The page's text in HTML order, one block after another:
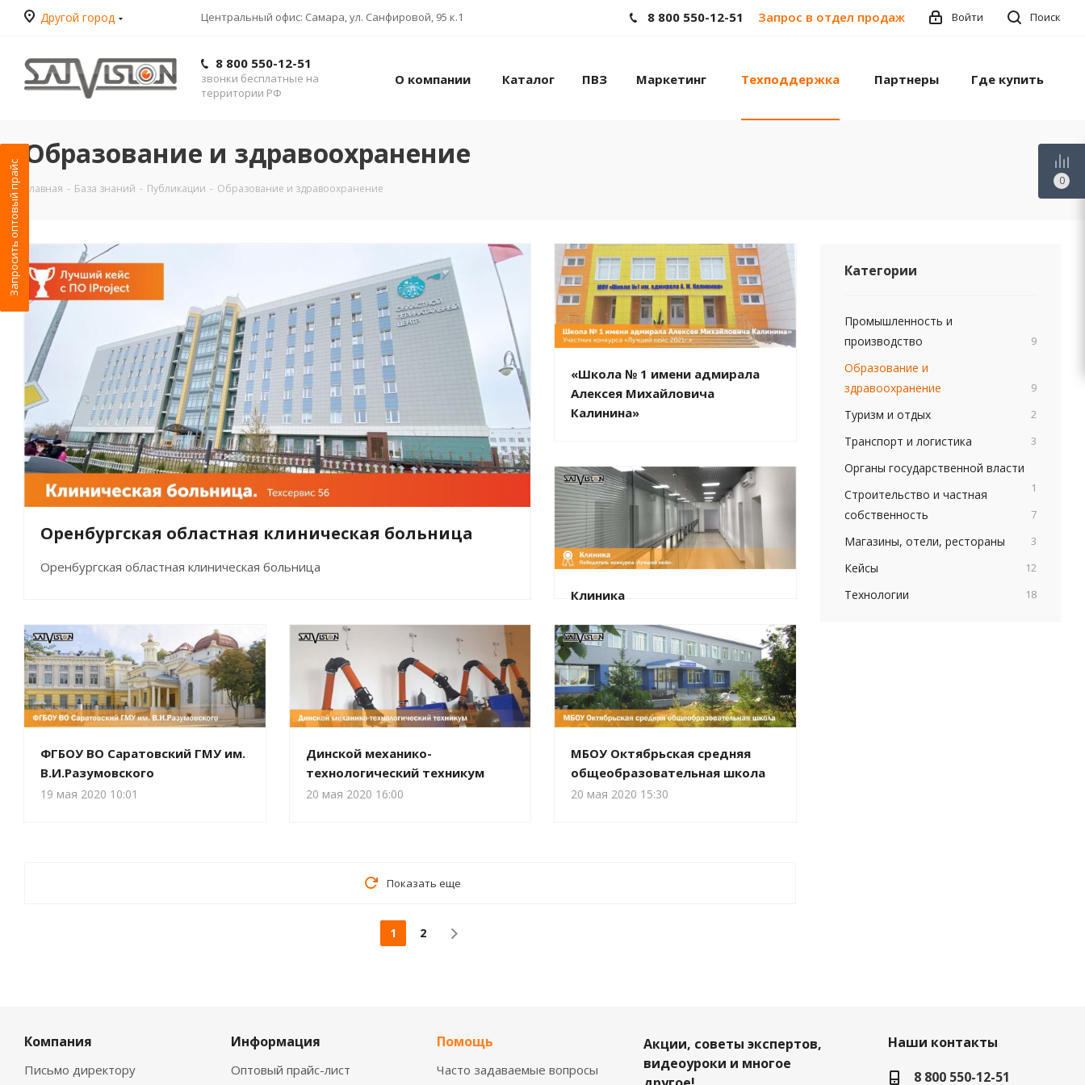
Другой город Центральный офис: Самара, ул. Санфировой, 95 к.1 Поиск
Войти
8 800 550-12-51 Запрос в отдел продаж
8 800 550-12-51
звонки бесплатные на
территории РФ
О компании Каталог ПВЗ Маркетинг Техподдержка Партнеры Где купить
Образование и здравоохранение
Главная - База знаний - Публикации - Образование и здравоохранение
Оренбургская областная клиническая больница
Оренбургская областная клиническая больница
«Школа № 1 имени адмирала
Алексея Михайловича
Калинина»
Клиника
ФГБОУ ВО Саратовский ГМУ им.
В.И.Разумовского
19 мая 2020 10:01
Динской механико-
технологический техникум
20 мая 2020 16:00
МБОУ Октябрьская средняя
общеобразовательная школа
20 мая 2020 15:30
Показать еще
1 2
Категории
Промышленность и
производство
9
Образование и
здравоохранение
9
Туризм и отдых 2
Транспорт и логистика 3
Органы государственной власти
1
Строительство и частная
собственность
7
Магазины, отели, рестораны 3
Кейсы 12
Технологии 18
Компания
Письмо директору
Информация
Оптовый прайс-лист
Помощь
Часто задаваемые вопросы
Акции, советы экспертов,
видеоуроки и многое
Наши контакты
8 800 550-12-51
Запросить оптовый прайс 0